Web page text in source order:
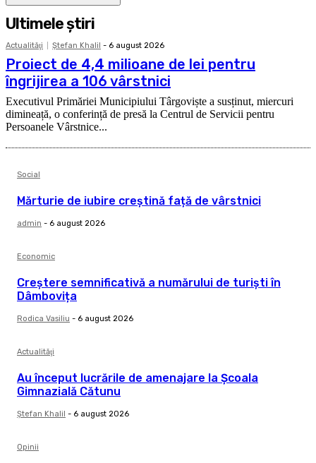
Ultimele ştiri
Actualităţi Ştefan Khalil - 6 august 2026
Proiect de 4,4 milioane de lei pentru
îngrijirea a 106 vârstnici
Executivul Primăriei Municipiului Târgoviște a susținut, miercuri
dimineață, o conferință de presă la Centrul de Servicii pentru
Persoanele Vârstnice...
Social
Mărturie de iubire creștină față de vârstnici
admin - 6 august 2026
Economic
Creștere semnificativă a numărului de turiști în
Dâmbovița
Rodica Vasiliu - 6 august 2026
Actualităţi
Au început lucrările de amenajare la Școala
Gimnazială Cătunu
Ştefan Khalil - 6 august 2026
Opinii